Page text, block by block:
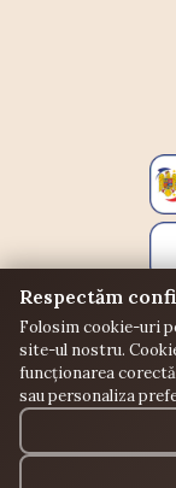
Donații
Respectăm
Folosim cookie-uri
site-ul nostru.
funcționarea
sau personaliza